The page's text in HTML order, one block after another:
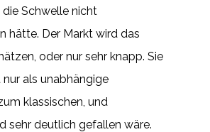
die Schwelle nicht
hätte. Der Markt wird das
oder nur sehr knapp. Sie
als unabhängige
klassischen, und
sehr deutlich gefallen wäre.